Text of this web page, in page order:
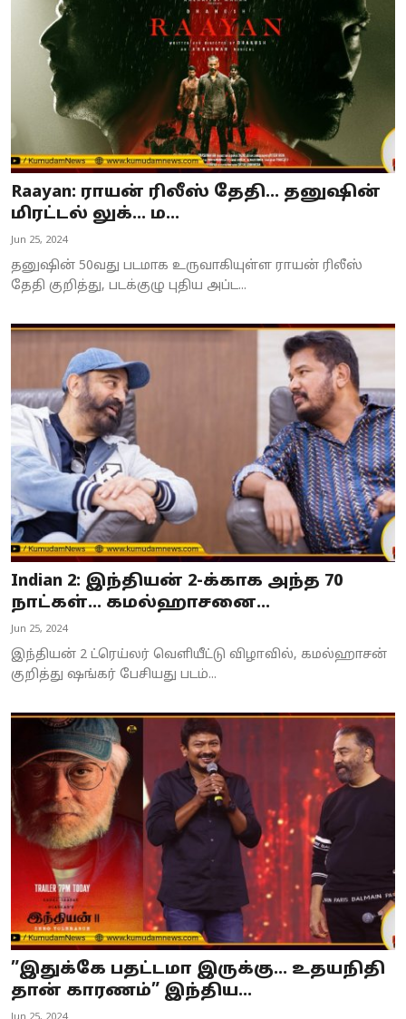
Raayan: ராயன் ரிலீஸ் தேதி... தனுஷின்
மிரட்டல் லுக்... ம...
Jun 25, 2024
தனுஷின் 50வது படமாக உருவாகியுள்ள ராயன் ரிலீஸ்
தேதி குறித்து, படக்குழு புதிய அப்ட...
Indian 2: இந்தியன் 2-க்காக அந்த 70
நாட்கள்... கமல்ஹாசனை...
Jun 25, 2024
இந்தியன் 2 ட்ரெய்லர் வெளியீட்டு விழாவில், கமல்ஹாசன்
குறித்து ஷங்கர் பேசியது படம்...
”இதுக்கே பதட்டமா இருக்கு... உதயநிதி
தான் காரணம்” இந்திய...